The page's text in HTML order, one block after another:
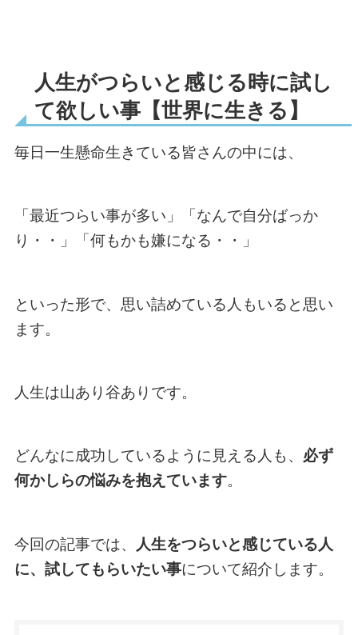
人生がつらいと感じる時に試し
て欲しい事【世界に生きる】
毎日一生懸命生きている皆さんの中には、
「最近つらい事が多い」「なんで自分ばっか
り・・」「何もかも嫌になる・・」
といった形で、思い詰めている人もいると思い
ます。
人生は山あり谷ありです。
どんなに成功しているように見える人も、 必ず
何かしらの悩みを抱えています。
今回の記事では、 人生をつらいと感じている人
に、試してもらいたい事について紹介します。